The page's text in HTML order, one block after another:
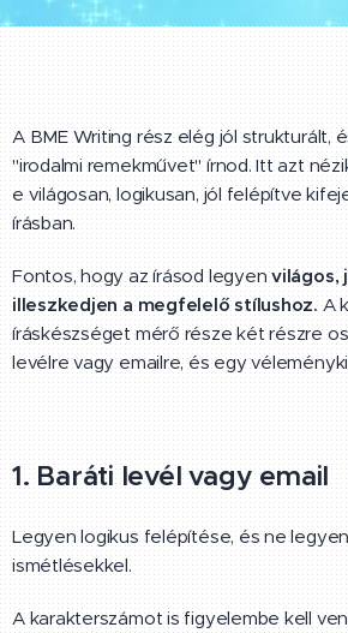
A BME Writing rész elég jól strukturált,
"irodalmi remekművet" írnod. Itt azt
e világosan, logikusan, jól felépítve
írásban.
Fontos, hogy az írásod legyenvilágos,
illeszkedjen a megfelelő stílushoz.A
íráskészséget mérő része két részre
levélre vagy emailre, és egy
1. Baráti levél vagy email
Legyen logikus felépítése, és ne
ismétlésekkel.
A karakterszámot is figyelembe kell